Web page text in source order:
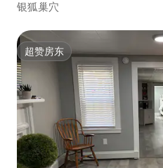
银狐巢穴
超赞房东
超赞房东